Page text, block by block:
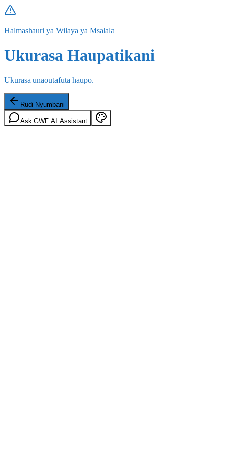
Halmashauri ya Wilaya ya Msalala
Ukurasa Haupatikani
Ukurasa unaoutafuta haupo.
Rudi Nyumbani
Ask GWF AI Assistant